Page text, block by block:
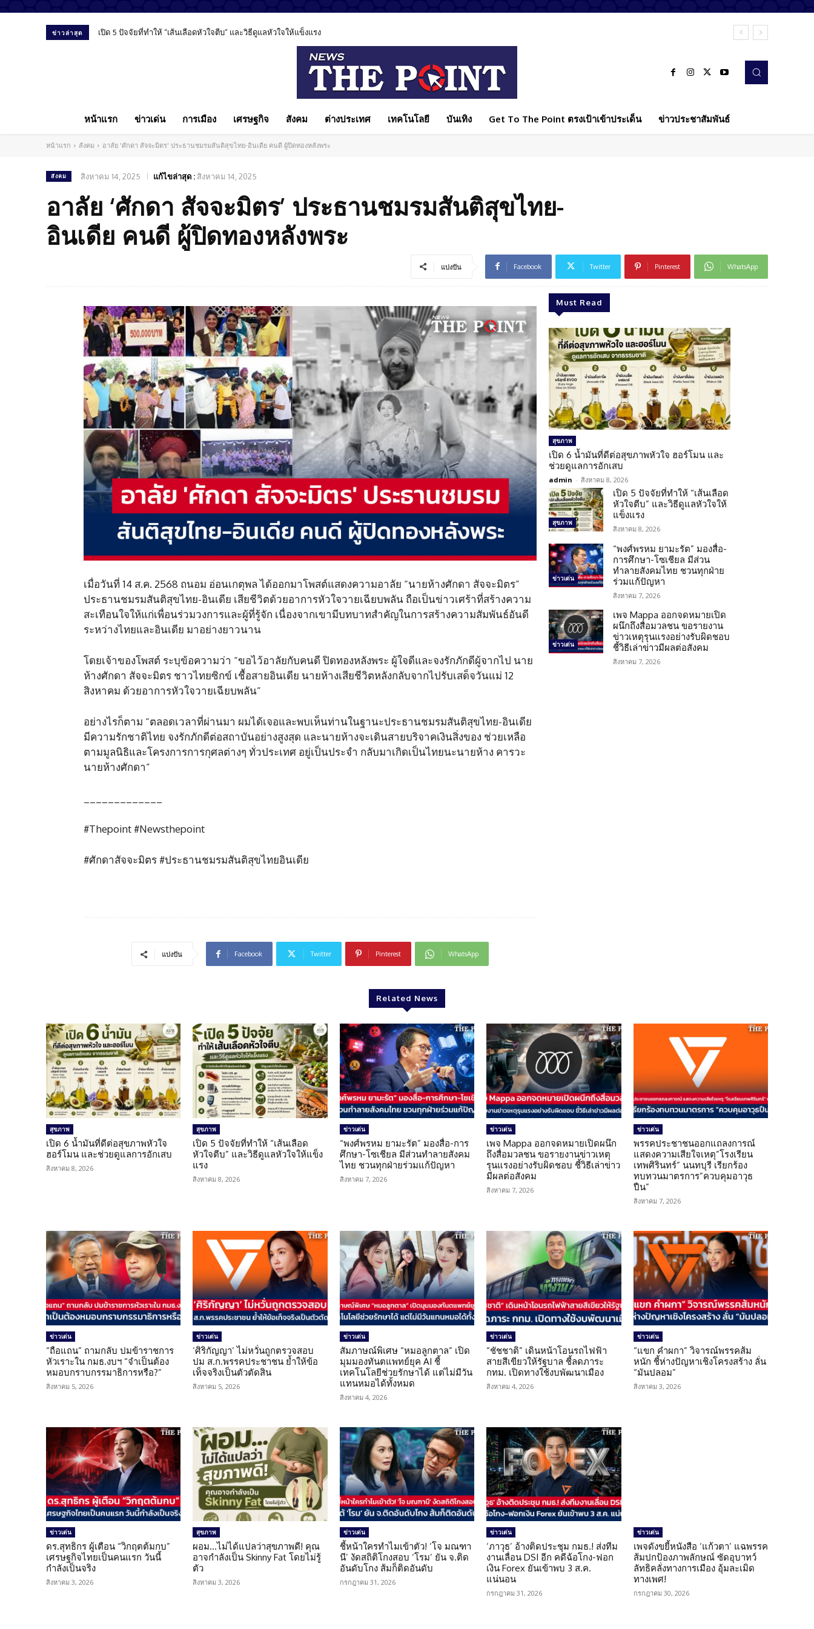
ข่าวล่าสุด เปิด 5 ปัจจัยที่ทำให้ “เส้นเลือดหัวใจตีบ” และวิธีดูแลหัวใจให้แข็งแรง
หน้าแรก ข่าวเด่น การเมือง เศรษฐกิจ สังคม ต่างประเทศ เทคโนโลยี บันเทิง Get To The Point ตรงเป้าเข้าประเด็น ข่าวประชาสัมพันธ์
หน้าแรก สังคม อาลัย 'ศักดา สัจจะมิตร' ประธานชมรมสันติสุขไทย-อินเดีย คนดี ผู้ปิดทองหลังพระ
สังคม สิงหาคม 14, 2025 แก้ไขล่าสุด : สิงหาคม 14, 2025
อาลัย ‘ศักดา สัจจะมิตร’ ประธานชมรมสันติสุขไทย-
อินเดีย คนดี ผู้ปิดทองหลังพระ
แบ่งปัน Facebook Twitter Pinterest WhatsApp
เมื่อวันที่ 14 ส.ค. 2568 ถนอม อ่อนเกตุพล ได้ออกมาโพสต์แสดงความอาลัย “นายห้างศักดา สัจจะมิตร”
ประธานชมรมสันติสุขไทย-อินเดีย เสียชีวิตด้วยอาการหัวใจวายเฉียบพลัน ถือเป็นข่าวเศร้าที่สร้างความ
สะเทือนใจให้แก่เพื่อนร่วมวงการและผู้ที่รู้จัก เนื่องจากเขามีบทบาทสำคัญในการสร้างความสัมพันธ์อันดี
ระหว่างไทยและอินเดีย มาอย่างยาวนาน
โดยเจ้าของโพสต์ ระบุข้อความว่า “ขอไว้อาลัยกับคนดี ปิดทองหลังพระ ผู้ใจดีและจงรักภักดีผู้จากไป นาย
ห้างศักดา สัจจะมิตร ชาวไทยซิกข์ เชื้อสายอินเดีย นายห้างเสียชีวิตหลังกลับจากไปรับเสด็จวันแม่ 12
สิงหาคม ด้วยอาการหัวใจวายเฉียบพลัน”
อย่างไรก็ตาม “ตลอดเวลาที่ผ่านมา ผมได้เจอและพบเห็นท่านในฐานะประธานชมรมสันติสุขไทย-อินเดีย
มีความรักชาติไทย จงรักภักดีต่อสถาบันอย่างสูงสุด และนายห้างจะเดินสายบริจาคเงินสิ่งของ ช่วยเหลือ
ตามมูลนิธิและโครงการการกุศลต่างๆ ทั่วประเทศ อยู่เป็นประจำ กลับมาเกิดเป็นไทยนะนายห้าง คารวะ
นายห้างศักดา”
#Thepoint #Newsthepoint
#ศักดาสัจจะมิตร #ประธานชมรมสันติสุขไทยอินเดีย
แบ่งปัน Facebook Twitter Pinterest WhatsApp
Must Read
สุขภาพ
เปิด 6 น้ำมันที่ดีต่อสุขภาพหัวใจ ฮอร์โมน และ
ช่วยดูแลการอักเสบ
admin - สิงหาคม 8, 2026
สุขภาพ
เปิด 5 ปัจจัยที่ทำให้ “เส้นเลือด
หัวใจตีบ” และวิธีดูแลหัวใจให้
แข็งแรง
สิงหาคม 8, 2026
ข่าวเด่น
“พงศ์พรหม ยามะรัต” มองสื่อ-
การศึกษา-โซเชียล มีส่วน
ทำลายสังคมไทย ชวนทุกฝ่าย
ร่วมแก้ปัญหา
สิงหาคม 7, 2026
ข่าวเด่น
เพจ Mappa ออกจดหมายเปิด
ผนึกถึงสื่อมวลชน ขอรายงาน
ข่าวเหตุรุนแรงอย่างรับผิดชอบ
ชี้วิธีเล่าข่าวมีผลต่อสังคม
สิงหาคม 7, 2026
Related News
สุขภาพ
เปิด 6 น้ำมันที่ดีต่อสุขภาพหัวใจ
ฮอร์โมน และช่วยดูแลการอักเสบ
สิงหาคม 8, 2026
สุขภาพ
เปิด 5 ปัจจัยที่ทำให้ “เส้นเลือด
หัวใจตีบ” และวิธีดูแลหัวใจให้แข็ง
แรง
สิงหาคม 8, 2026
ข่าวเด่น
“พงศ์พรหม ยามะรัต” มองสื่อ-การ
ศึกษา-โซเชียล มีส่วนทำลายสังคม
ไทย ชวนทุกฝ่ายร่วมแก้ปัญหา
สิงหาคม 7, 2026
ข่าวเด่น
เพจ Mappa ออกจดหมายเปิดผนึก
ถึงสื่อมวลชน ขอรายงานข่าวเหตุ
รุนแรงอย่างรับผิดชอบ ชี้วิธีเล่าข่าว
มีผลต่อสังคม
สิงหาคม 7, 2026
ข่าวเด่น
พรรคประชาชนออกแถลงการณ์
แสดงความเสียใจเหตุ”โรงเรียน
เทพศิรินทร์” นนทบุรี เรียกร้อง
ทบทวนมาตรการ”ควบคุมอาวุธ
ปืน”
สิงหาคม 7, 2026
ข่าวเด่น
“ถือแถน” ถามกลับ ปมข้าราชการ
หัวเราะใน กมธ.งบฯ “จำเป็นต้อง
หมอบกราบกรรมาธิการหรือ?”
สิงหาคม 5, 2026
ข่าวเด่น
‘ศิริกัญญา’ ไม่หวั่นถูกตรวจสอบ
ปม ส.ก.พรรคประชาชน ย้ำให้ข้อ
เท็จจริงเป็นตัวตัดสิน
สิงหาคม 5, 2026
ข่าวเด่น
สัมภาษณ์พิเศษ “หมอลูกตาล” เปิด
มุมมองทันตแพทย์ยุค AI ชี้
เทคโนโลยีช่วยรักษาได้ แต่ไม่มีวัน
แทนหมอได้ทั้งหมด
สิงหาคม 4, 2026
ข่าวเด่น
“ชัชชาติ” เดินหน้าโอนรถไฟฟ้า
สายสีเขียวให้รัฐบาล ชี้ลดภาระ
กทม. เปิดทางใช้งบพัฒนาเมือง
สิงหาคม 4, 2026
ข่าวเด่น
“แขก คำผกา” วิจารณ์พรรคส้ม
หนัก ชี้ห่างปัญหาเชิงโครงสร้าง ลั่น
“มันปลอม”
สิงหาคม 3, 2026
ข่าวเด่น
ดร.สุทธิกร ผู้เตือน “วิกฤตต้มกบ”
เศรษฐกิจไทยเป็นคนแรก วันนี้
กำลังเป็นจริง
สิงหาคม 3, 2026
สุขภาพ
ผอม…ไม่ได้แปลว่าสุขภาพดี! คุณ
อาจกำลังเป็น Skinny Fat โดยไม่รู้
ตัว
สิงหาคม 3, 2026
ข่าวเด่น
ชี้หน้าใครทำไมเข้าตัว! ‘โจ มณฑา
นี’ งัดสถิติโกงสอบ ‘โรม’ ยัน จ.ติด
อันดับโกง ส้มก็ติดอันดับ
กรกฎาคม 31, 2026
ข่าวเด่น
‘ภาวุธ’ อ้างติดประชุม กมธ.! ส่งทีม
งานเลื่อน DSI อีก คดีฉ้อโกง-ฟอก
เงิน Forex ยันเข้าพบ 3 ส.ค.
แน่นอน
กรกฎาคม 31, 2026
ข่าวเด่น
เพจดังขยี้หนังสือ ‘แก้วตา’ แฉพรรค
ส้มปกป้องภาพลักษณ์ ซัดอุบาทว์
ลัทธิคลั่งทางการเมือง อุ้มละเมิด
ทางเพศ!
กรกฎาคม 30, 2026